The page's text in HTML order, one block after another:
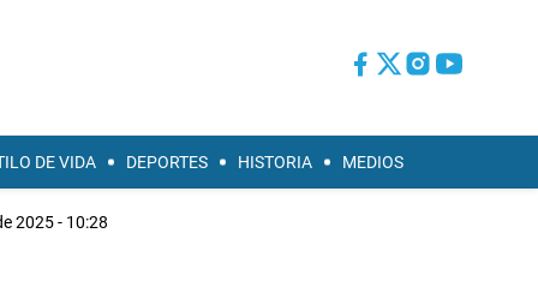
DE VIDA DEPORTES HISTORIA MEDIOS
2025 - 10:28